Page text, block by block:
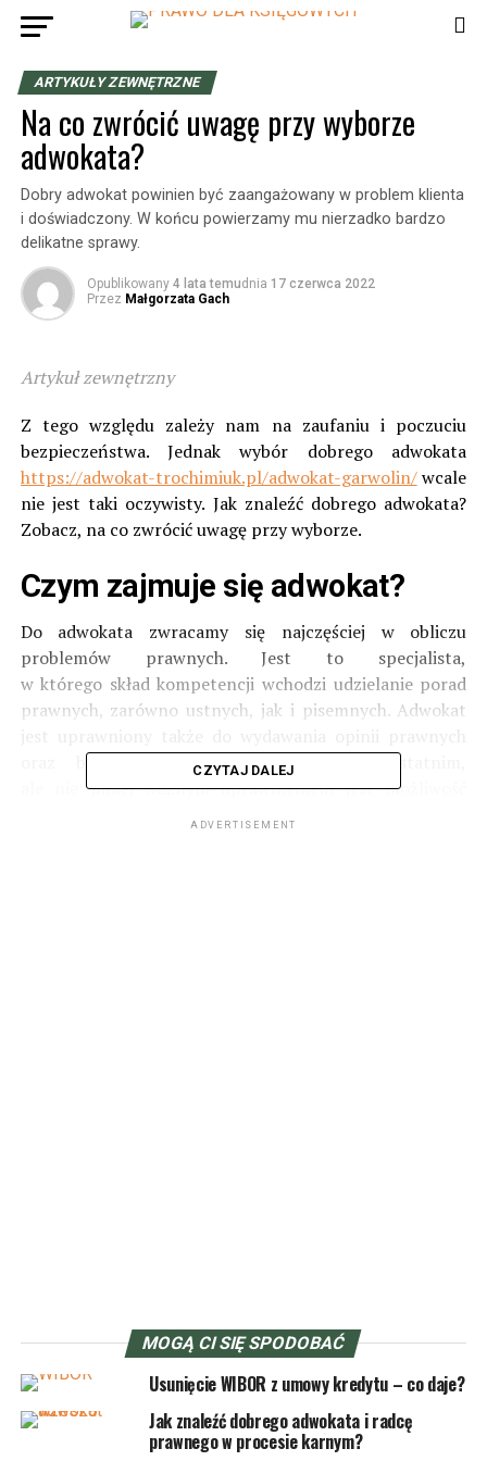
ARTYKUŁY ZEWNĘTRZNE
Na co zwrócić uwagę przy wyborze
adwokata?
Dobry adwokat powinien być zaangażowany w problem klienta
i doświadczony. W końcu powierzamy mu nierzadko bardzo
delikatne sprawy.
Opublikowany 4 lata temudnia 17 czerwca 2022
Przez Małgorzata Gach
Artykuł zewnętrzny
Z tego względu zależy nam na zaufaniu i poczuciu
bezpieczeństwa. Jednak wybór dobrego adwokata
https://adwokat-trochimiuk.pl/adwokat-garwolin/wcale
nie jest taki oczywisty. Jak znaleźć dobrego adwokata?
Zobacz, na co zwrócić uwagę przy wyborze.
Czym zajmuje się adwokat?
Do adwokata zwracamy się najczęściej w obliczu
problemów prawnych. Jest to specjalista,
w którego skład kompetencji wchodzi udzielanie porad
prawnych, zarówno ustnych, jak i pisemnych. Adwokat
oraz braniu udziału w negocjacjach. Ostatnim,
ale nie mniej ważnym uprawnieniem jest możliwość
wyborze adwokata?
W obliczu problemów prawnych najczęściej czujemy się
bezradni. Z tego względu szukamy pomocy u osób
z autorytetem i wiedzą większa niż nasza. Czego
szukamy adwokacie? Oprócz tego, że odpowiedzi,
CZYTAJ DALEJ
ADVERTISEMENT
MOGĄ CI SIĘ SPODOBAĆ
Usunięcie WIBOR z umowy kredytu – co daje?
Jak znaleźć dobrego adwokata i radcę
prawnego w procesie karnym?